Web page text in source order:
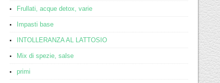
Frullati, acque detox, varie
Impasti base
INTOLLERANZA AL LATTOSIO
Mix di spezie, salse
primi